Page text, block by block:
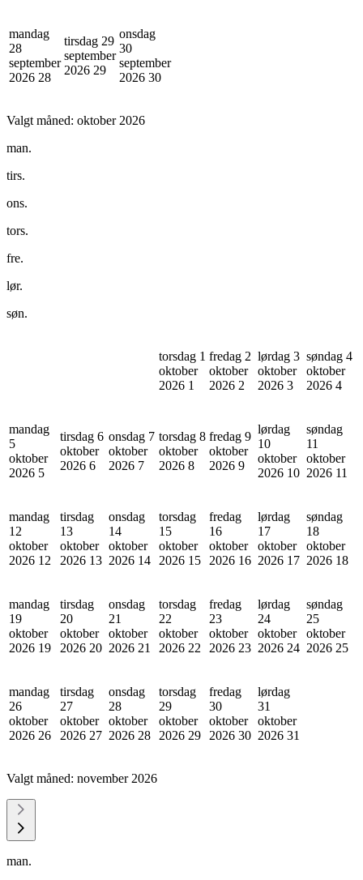
mandag
28
september
2026 28
tirsdag 29
september
2026 29
onsdag
30
september
2026 30
Valgt måned: oktober 2026
man.
tirs.
ons.
tors.
fre.
lør.
søn.
torsdag 1
oktober
2026 1
fredag 2
oktober
2026 2
lørdag 3
oktober
2026 3
søndag 4
oktober
2026 4
mandag
5
oktober
2026 5
tirsdag 6
oktober
2026 6
onsdag 7
oktober
2026 7
torsdag 8
oktober
2026 8
fredag 9
oktober
2026 9
lørdag
10
oktober
2026 10
søndag
11
oktober
2026 11
mandag
12
oktober
2026 12
tirsdag
13
oktober
2026 13
onsdag
14
oktober
2026 14
torsdag
15
oktober
2026 15
fredag
16
oktober
2026 16
lørdag
17
oktober
2026 17
søndag
18
oktober
2026 18
mandag
19
oktober
2026 19
tirsdag
20
oktober
2026 20
onsdag
21
oktober
2026 21
torsdag
22
oktober
2026 22
fredag
23
oktober
2026 23
lørdag
24
oktober
2026 24
søndag
25
oktober
2026 25
mandag
26
oktober
2026 26
tirsdag
27
oktober
2026 27
onsdag
28
oktober
2026 28
torsdag
29
oktober
2026 29
fredag
30
oktober
2026 30
lørdag
31
oktober
2026 31
Valgt måned: november 2026
man.